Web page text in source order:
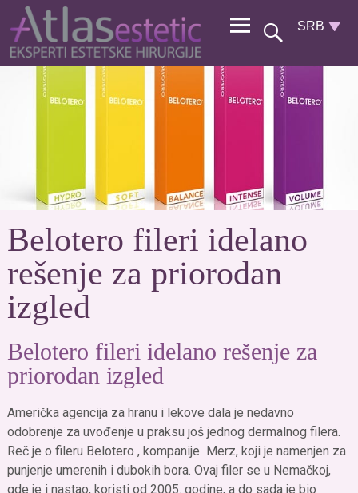
Belotero fileri idelano
rešenje za priorodan
izgled
Belotero fileri idelano rešenje za
priorodan izgled
Američka agencija za hranu i lekove dala je nedavno
odobrenje za uvođenje u praksu još jednog dermalnog filera.
Reč je o fileru Belotero , kompanije Merz, koji je namenjen za
punjenje umerenih i dubokih bora. Ovaj filer se u Nemačkoj,
gde je i nastao, koristi od 2005. godine, a do sada je bio